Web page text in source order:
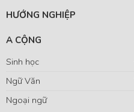
HƯỚNG NGHIỆP
A CỘNG
Sinh học
Ngữ Văn
Ngoại ngữ